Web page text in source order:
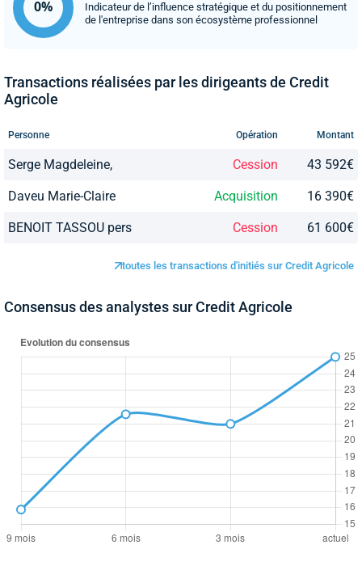
Indicateur de l’influence stratégique et du positionnement
de l'entreprise dans son écosystème professionnel
Transactions réalisées par les dirigeants de Credit
Agricole
Personne Opération Montant
Serge Magdeleine, Cession 43 592€
Daveu Marie-Claire Acquisition 16 390€
BENOIT TASSOU pers Cession 61 600€
toutes les transactions d'initiés sur Credit Agricole
Consensus des analystes sur Credit Agricole